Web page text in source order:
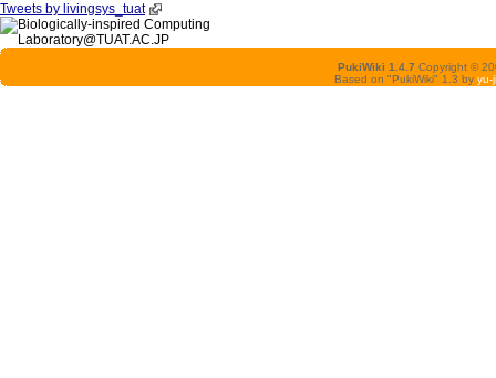
Tweets by livingsys_tuat
PukiWiki 1.4.7 Copyright ©
Based on "PukiWiki" 1.3 by yu-ji